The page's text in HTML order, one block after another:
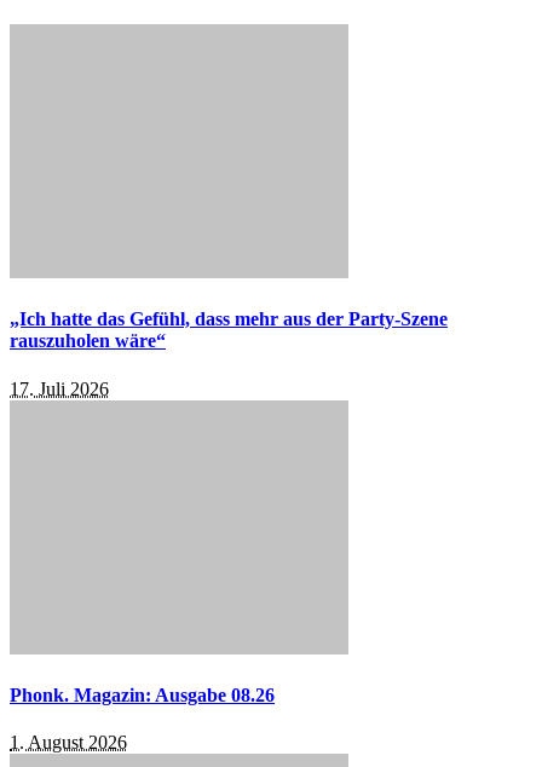
„Ich hatte das Gefühl, dass mehr aus der Party-Szene
rauszuholen wäre“
17. Juli 2026
Phonk. Magazin: Ausgabe 08.26
1. August 2026